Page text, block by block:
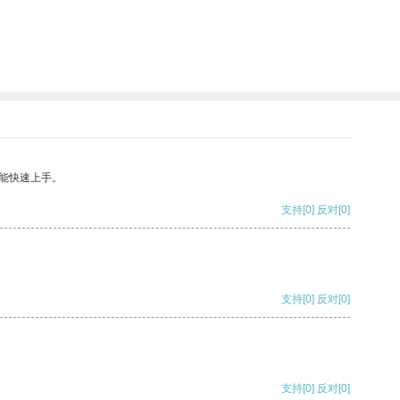
快速上手。
支持[0] 反对[0]
支持[0] 反对[0]
支持[0] 反对[0]